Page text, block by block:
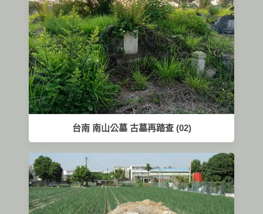
台南 南山公墓 古墓再踏查 (02)